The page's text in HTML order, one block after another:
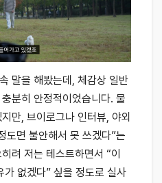
말을 해봤는데, 체감상 일반
분히 안정적이었습니다. 물
만, 브이로그나 인터뷰, 야외
도면 불안해서 못 쓰겠다”는
려 저는 테스트하면서 “이
없겠다” 싶을 정도로 실사